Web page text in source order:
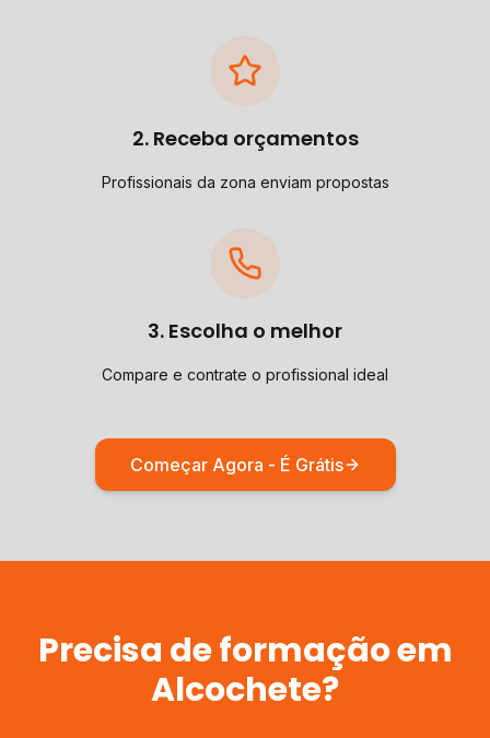
2. Receba orçamentos
Profissionais da zona enviam propostas
3. Escolha o melhor
Compare e contrate o profissional ideal
Começar Agora - É Grátis
Precisa deformaçãoem
Alcochete?